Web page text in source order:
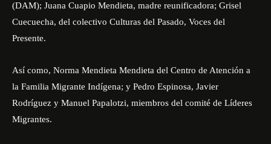
(DAM); Juana Cuapio Mendieta, madre reunificadora; Grisel
Cuecuecha, del colectivo Culturas del Pasado, Voces del
Presente.
Así como, Norma Mendieta Mendieta del Centro de Atención a
la Familia Migrante Indígena; y Pedro Espinosa, Javier
Rodríguez y Manuel Papalotzi, miembros del comité de Líderes
Migrantes.